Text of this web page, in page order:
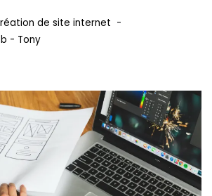
de site internet
- Tony